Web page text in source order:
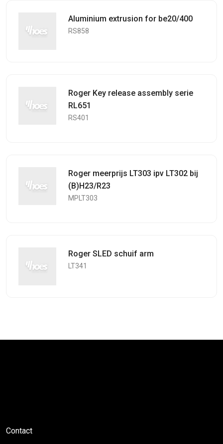
Aluminium extrusion for be20/400
RS858
Roger Key release assembly serie
RL651
RS401
Roger meerprijs LT303 ipv LT302 bij
(B)H23/R23
MPLT303
Roger SLED schuif arm
LT341
Contact